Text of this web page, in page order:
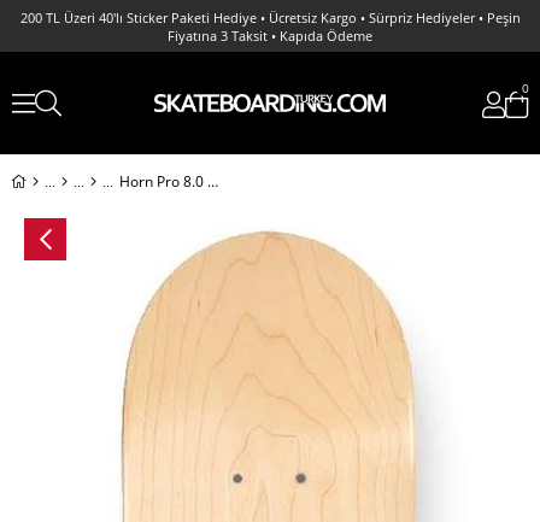
200 TL Üzeri 40'lı Sticker Paketi Hediye • Ücretsiz Kargo • Sürpriz Hediyeler • Peşin
Fiyatına 3 Taksit • Kapıda Ödeme
0
Horn Pro 8.0 Graffiti Blank Deck Kaykay Tahtası